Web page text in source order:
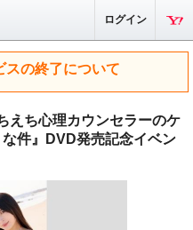
ログイン
スの終了について
えち心理カウンセラーのケ
件』DVD発売記念イベン